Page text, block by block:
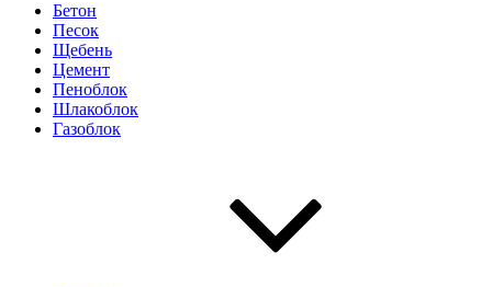
Бетон
Песок
Щебень
Цемент
Пеноблок
Шлакоблок
Газоблок